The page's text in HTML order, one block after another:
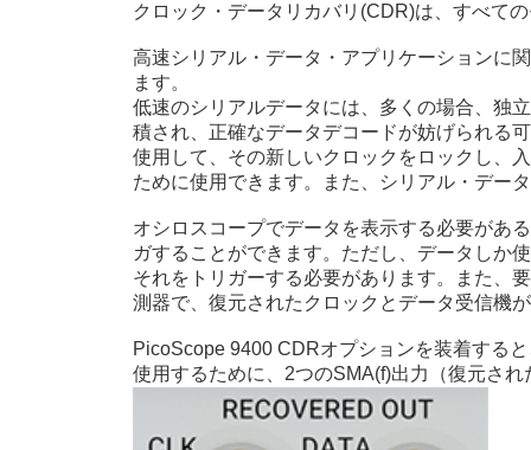
クロック・データリカバリ(CDR)は、すべて
高速シリアル・データ・アプリケーションに
ます。
低速のシリアルデータには、多くの場合、独
積され、正確なデータデコードが妨げられる
使用して、その新しいクロックをロックし、
ために使用できます。また、シリアル・デー
オシロスコープでデータを表示する必要があ
ガすることができます。ただし、データしか
それをトリガーする必要があります。また、
測器で、復元されたクロックとデータ受信機
PicoScope 9400 CDRオプションを装着する
使用するために、2つのSMA(f)出力（復元さ